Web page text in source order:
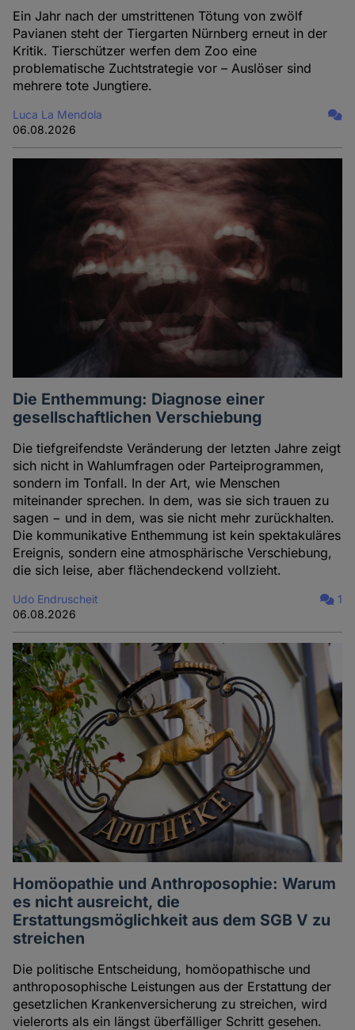
Ein Jahr nach der umstrittenen Tötung von zwölf
Pavianen steht der Tiergarten Nürnberg erneut in der
Kritik. Tierschützer werfen dem Zoo eine
problematische Zuchtstrategie vor – Auslöser sind
mehrere tote Jungtiere.
Luca La Mendola
06.08.2026
Die Enthemmung: Diagnose einer
gesellschaftlichen Verschiebung
Die tiefgreifendste Veränderung der letzten Jahre zeigt
sich nicht in Wahlumfragen oder Parteiprogrammen,
sondern im Tonfall. In der Art, wie Menschen
miteinander sprechen. In dem, was sie sich trauen zu
sagen − und in dem, was sie nicht mehr zurückhalten.
Die kommunikative Enthemmung ist kein spektakuläres
Ereignis, sondern eine atmosphärische Verschiebung,
die sich leise, aber flächendeckend vollzieht.
Udo Endruscheit
06.08.2026
1
Homöopathie und Anthroposophie: Warum
es nicht ausreicht, die
Erstattungsmöglichkeit aus dem SGB V zu
streichen
Die politische Entscheidung, homöopathische und
anthroposophische Leistungen aus der Erstattung der
gesetzlichen Krankenversicherung zu streichen, wird
vielerorts als ein längst überfälliger Schritt gesehen.